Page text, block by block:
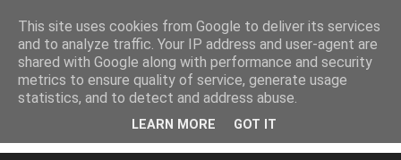
HOME IMPRESSUM
This site uses cookies from Google to deliver its services
and to analyze traffic. Your IP address and user-agent are
shared with Google along with performance and security
metrics to ensure quality of service, generate usage
statistics, and to detect and address abuse.
LEARN MORE GOT IT